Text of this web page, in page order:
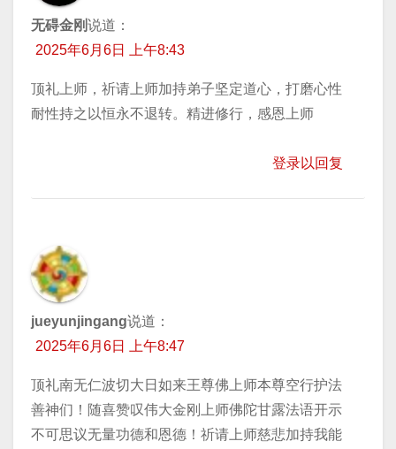
无碍金刚说道：
2025年6月6日 上午8:43
顶礼上师，祈请上师加持弟子坚定道心，打磨心性
耐性持之以恒永不退转。精进修行，感恩上师
登录以回复
jueyunjingang说道：
2025年6月6日 上午8:47
顶礼南无仁波切大日如来王尊佛上师本尊空行护法
善神们！随喜赞叹伟大金刚上师佛陀甘露法语开示
不可思议无量功德和恩德！祈请上师慈悲加持我能